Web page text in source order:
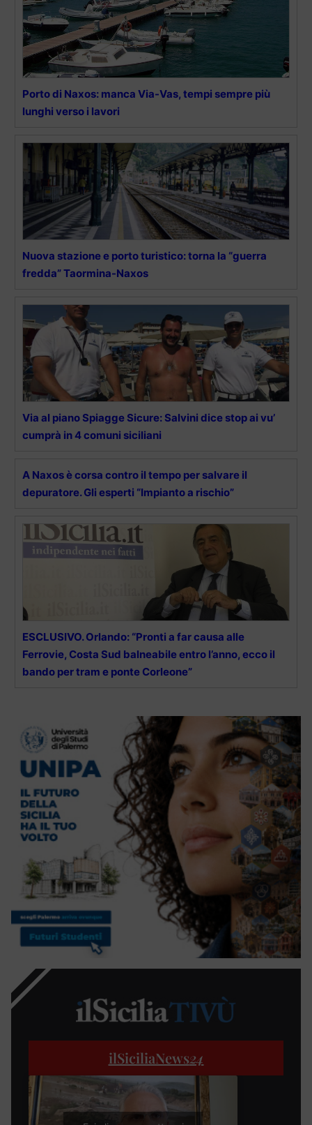
Porto di Naxos: manca Via-Vas, tempi sempre più
lunghi verso i lavori
Nuova stazione e porto turistico: torna la “guerra
fredda” Taormina-Naxos
Via al piano Spiagge Sicure: Salvini dice stop ai vu’
cumprà in 4 comuni siciliani
A Naxos è corsa contro il tempo per salvare il
depuratore. Gli esperti “Impianto a rischio”
ESCLUSIVO. Orlando: “Pronti a far causa alle
Ferrovie, Costa Sud balneabile entro l’anno, ecco il
bando per tram e ponte Corleone”
ilSiciliaNews24